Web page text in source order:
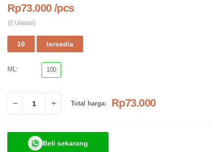
Rp73.000 /pcs
(0 Ulasan)
10 tersedia
ML: 100
Total harga: Rp73.000
Beli sekarang